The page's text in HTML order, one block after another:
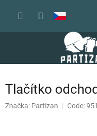
Tlačítko
Značka: Partizan Code: 951